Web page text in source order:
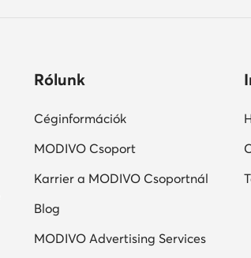
Rólunk
Céginformációk
MODIVO Csoport
Karrier a MODIVO Csoportnál
Blog
MODIVO Advertising Services